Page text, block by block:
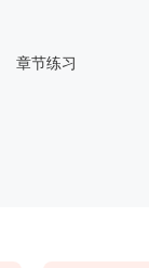
章节练习